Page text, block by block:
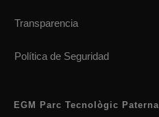
Transparencia
Política de Seguridad
EGM Parc Tecnològic Paterna